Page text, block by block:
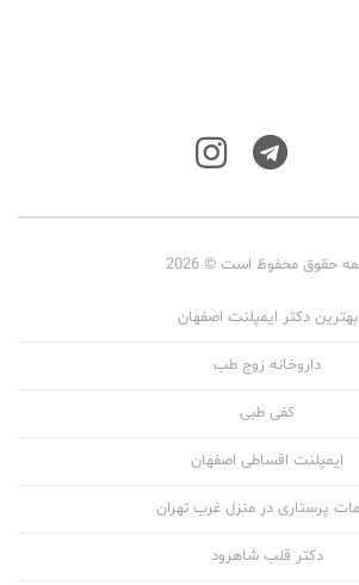
حقوق محفوظ است © 2026
بهترین دکتر ایمپلنت اصفهان
داروخانه زوج طب
کفی طبی
ایمپلنت اقساطی اصفهان
پرستاری در منزل غرب تهران
دکتر قلب شاهرود